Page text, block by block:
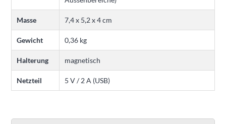
Masse 7,4 x 5,2 x 4 cm
Gewicht 0,36 kg
Halterung magnetisch
Netzteil 5 V / 2 A (USB)